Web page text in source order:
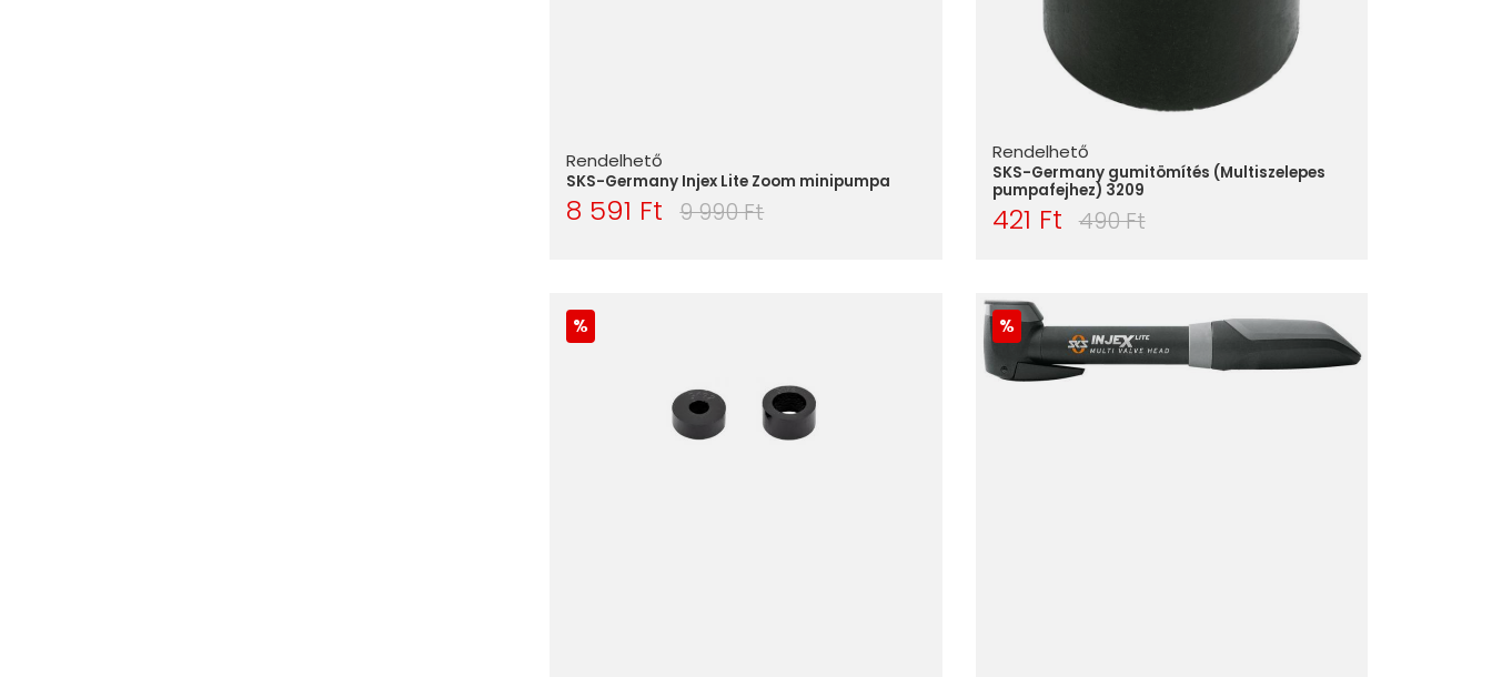
Rendelhető
SKS-Germany Injex Lite Zoom minipumpa
8 591 Ft 9 990 Ft
Rendelhető
SKS-Germany gumitömítés (Multiszelepes
pumpafejhez) 3209
421 Ft 490 Ft